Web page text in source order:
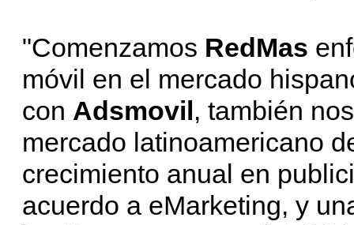
"Comenzamos RedMas
móvil en el mercado
con Adsmovil, también
mercado latinoamericano
crecimiento anual en
acuerdo a eMarketing, y